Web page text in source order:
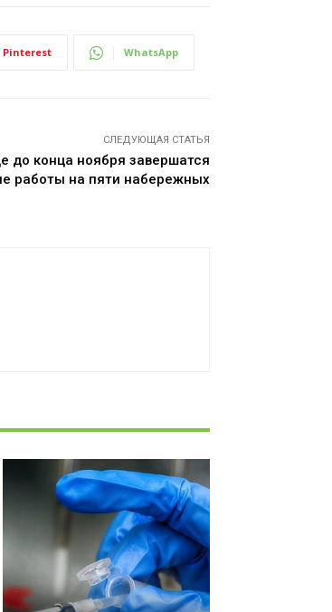
Pinterest WhatsApp
СЛЕДУЮЩАЯ СТАТЬЯ
до конца ноября завершатся
работы на пяти набережных